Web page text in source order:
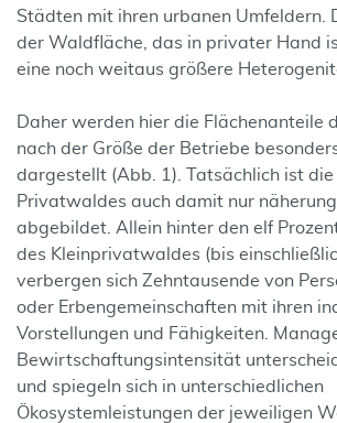
Städten mit ihren urbanen Umfeldern.
der Waldfläche, das in privater Hand
eine noch weitaus größere
Daher werden hier die Flächenanteile
nach der Größe der Betriebe
dargestellt (Abb. 1). Tatsächlich ist
Privatwaldes auch damit nur
abgebildet. Allein hinter den elf
des Kleinprivatwaldes (bis
verbergen sich Zehntausende von
oder Erbengemeinschaften mit ihren
Vorstellungen und Fähigkeiten.
Bewirtschaftungsintensität
und spiegeln sich in unterschiedlichen
Ökosystemleistungen der jeweiligen